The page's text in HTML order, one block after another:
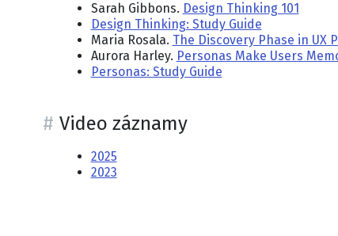
Sarah Gibbons. Design Thinking 101
Design Thinking: Study Guide
Maria Rosala. The Discovery Phase in UX
Aurora Harley. Personas Make Users
Personas: Study Guide
Video záznamy
2025
2023